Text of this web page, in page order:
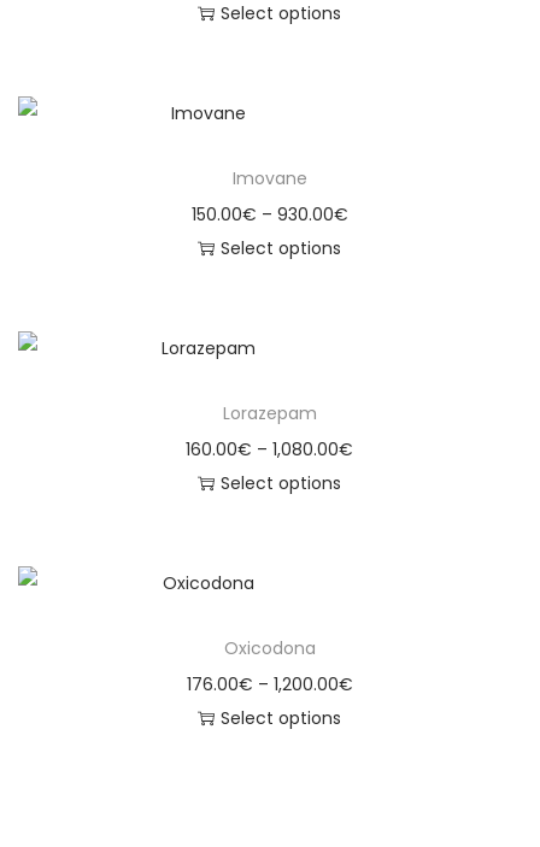
Select options
Imovane
150.00€ – 930.00€
Select options
Lorazepam
160.00€ – 1,080.00€
Select options
Oxicodona
176.00€ – 1,200.00€
Select options